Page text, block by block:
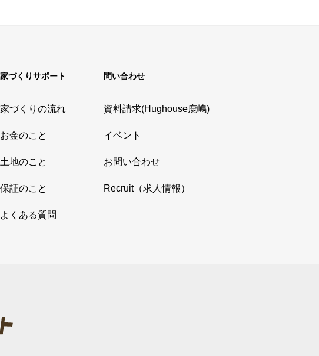
家づくりサポート
家づくりの流れ
お金のこと
土地のこと
保証のこと
よくある質問
問い合わせ
資料請求(Hughouse鹿嶋)
イベント
お問い合わせ
Recruit（求人情報）